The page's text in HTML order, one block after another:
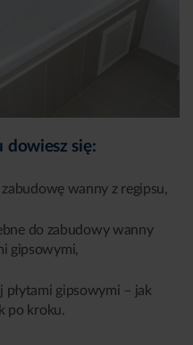
dowiesz się:
wanny z regipsu,
do zabudowy wanny
gipsowymi,
gipsowymi – jak
po kroku.